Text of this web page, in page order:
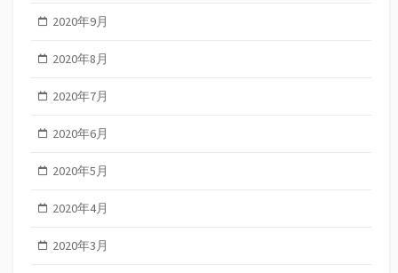
2020年9月
2020年8月
2020年7月
2020年6月
2020年5月
2020年4月
2020年3月